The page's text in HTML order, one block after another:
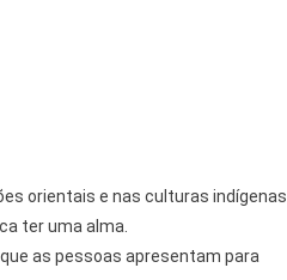
orientais e nas culturas
ter uma alma.
as pessoas apresentam para